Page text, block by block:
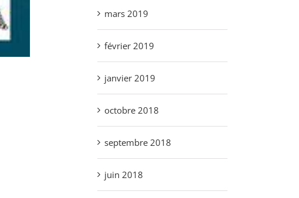
mars 2019
février 2019
janvier 2019
octobre 2018
septembre 2018
juin 2018